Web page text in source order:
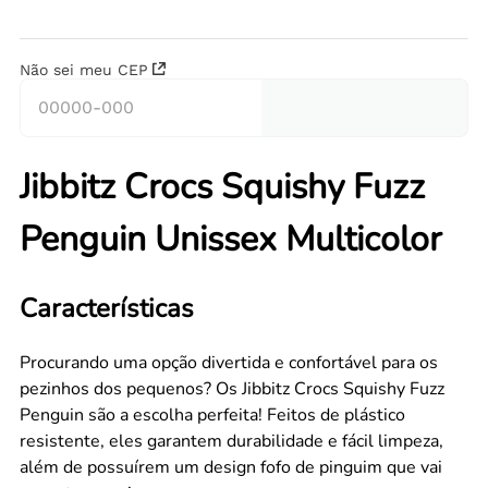
Não sei meu CEP
Jibbitz Crocs Squishy Fuzz
Penguin Unissex Multicolor
Características
Procurando uma opção divertida e confortável para os
pezinhos dos pequenos? Os Jibbitz Crocs Squishy Fuzz
Penguin são a escolha perfeita! Feitos de plástico
resistente, eles garantem durabilidade e fácil limpeza,
além de possuírem um design fofo de pinguim que vai